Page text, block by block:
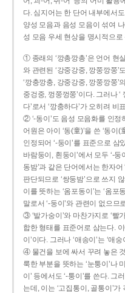
다. 심지어는 한 단어 내부에서
양성 모음과 음성 모음이 섞여
성 모음 우세 현상을 명시적으
① 종래의 ‘깡총깡총’은 언어 현
와 관련된 ‘강중강중, 깡쭝깡쭝’
‘깡충깡충, 강중강중, 깡쭝깡쭝’
중겅중, 껑쭝껑쭝’이다. 그러나
다’로서 ‘깡충하다’가 오히려 비
② ‘-동이’도 음성 모음화를 인정
어원은 아이 ‘동(童)’을 쓴 ‘동이
인정되어 ‘-둥이’를 표준으로 삼
바람둥이, 흰둥이’에서 모두 ‘-둥
동밤’과 같은 단어에서는 한자
판단되므로 ‘쌍둥밤’으로 쓰지
이를 뜻하는 ‘옴포동이’는 ‘옴포
말로서 ‘-둥이’와 관련이 없으므
③ ‘발가숭이’와 마찬가지로 ‘빨
합한 형태를 표준어로 삼는다.
이’이다. 그러나 ‘애송이’는 ‘애
④ 물건을 보에 싸서 꾸려 놓은
룩한 부분을 뜻하는 ‘눈퉁이’나
이’ 등에서도 ‘-퉁이’를 쓴다. 그
는데, 이는 ‘고집통이, 골통이’가